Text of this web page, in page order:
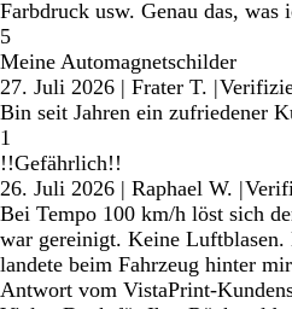
Farbdruck usw. Genau das, was
5
Meine Automagnetschilder
27. Juli 2026 | Frater T. |
Bin seit Jahren ein zufriedener
1
!!Gefährlich!!
26. Juli 2026 | Raphael W. |
Bei Tempo 100 km/h löst sich
war gereinigt. Keine
landete beim Fahrzeug hinter
Antwort vom VistaPrint-